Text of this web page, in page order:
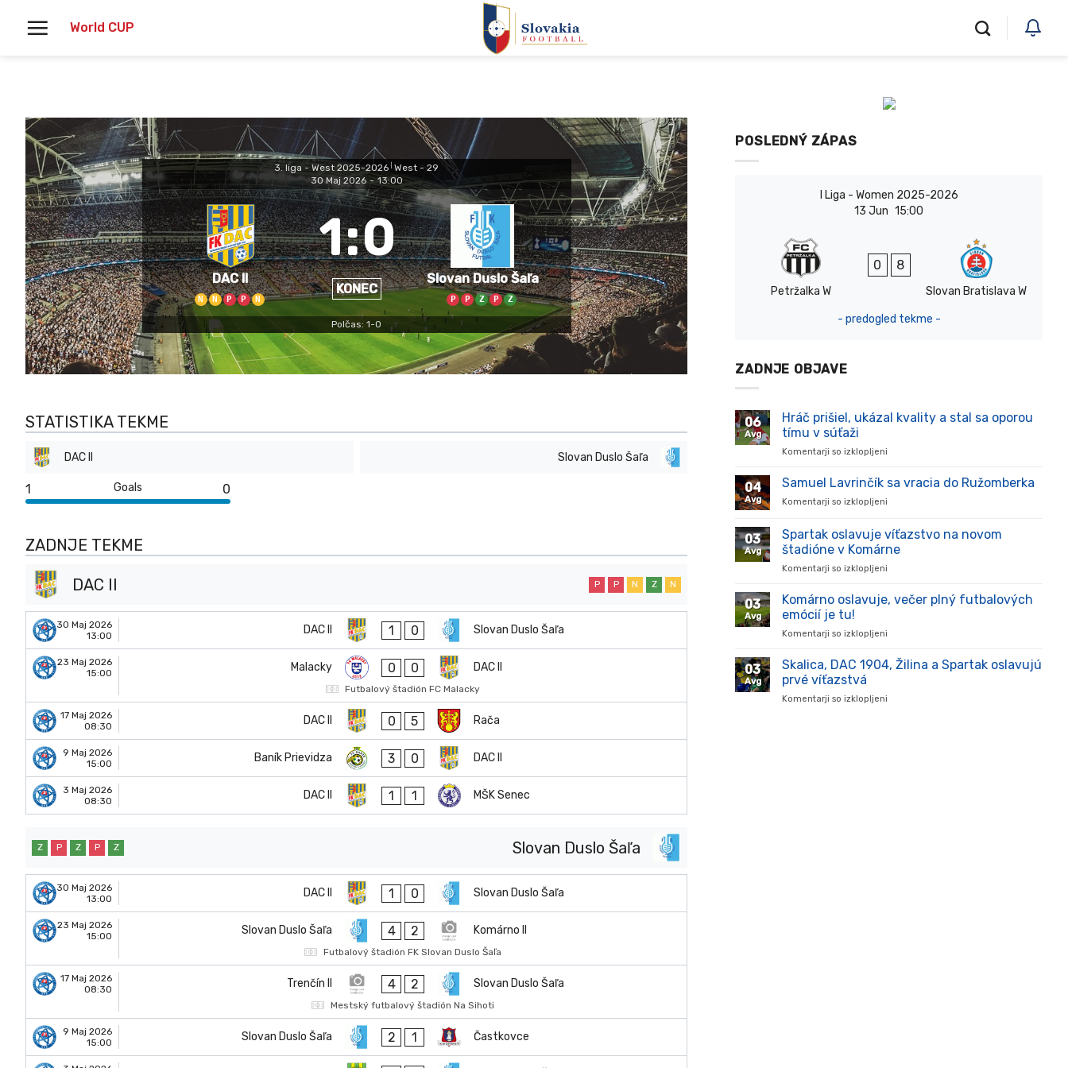
World CUP
3. liga - West 2025-2026 West - 29
30 Maj 2026 - 13:00
DAC II
N N P P N
1:0
KONEC
Slovan Duslo Šaľa
P P Z P Z
Polčas: 1-0
STATISTIKA TEKME
DAC II Slovan Duslo Šaľa
1 Goals 0
ZADNJE TEKME
DAC II P P N Z N
30 Maj 2026
13:00
DAC II 1 0 Slovan Duslo Šaľa
23 Maj 2026
15:00
Malacky 0 0 DAC II
Futbalový štadión FC Malacky
17 Maj 2026
08:30
DAC II 0 5 Rača
9 Maj 2026
15:00
Baník Prievidza 3 0 DAC II
3 Maj 2026
08:30
DAC II 1 1 MŠK Senec
Slovan Duslo Šaľa
Z P Z P Z
30 Maj 2026
13:00
DAC II 1 0 Slovan Duslo Šaľa
23 Maj 2026
15:00
Slovan Duslo Šaľa 4 2 Komárno II
Futbalový štadión FK Slovan Duslo Šaľa
17 Maj 2026
08:30
Trenčín II 4 2 Slovan Duslo Šaľa
Mestský futbalový štadión Na Sihoti
9 Maj 2026
15:00
Slovan Duslo Šaľa 2 1 Častkovce
POSLEDNÝ ZÁPAS
I Liga - Women 2025-2026
13 Jun 15:00
Petržalka W
0 8
Slovan Bratislava W
- predogled tekme -
ZADNJE OBJAVE
06
Avg
Hráč prišiel, ukázal kvality a stal sa oporou
tímu v súťaži
Komentarji so izklopljeni
prišiel,
stal
sa
súťaži
04
Avg
Samuel Lavrinčík sa vracia do Ružomberka
Komentarji so izklopljeni
Lavrinčík
vracia
03
Avg
Spartak oslavuje víťazstvo na novom
štadióne v Komárne
Komentarji so izklopljeni
oslavuje
v
03
Avg
Komárno oslavuje, večer plný futbalových
emócií je tu!
Komentarji so izklopljeni
oslavuje,
03
Avg
Skalica, DAC 1904, Žilina a Spartak oslavujú
prvé víťazstvá
Komentarji so izklopljeni